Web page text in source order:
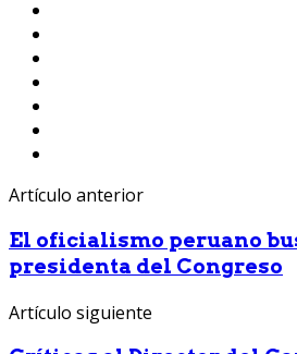
Artículo anterior
El oficialismo peruano
presidenta del Congreso
Artículo siguiente